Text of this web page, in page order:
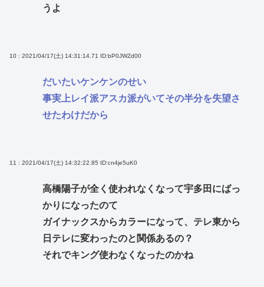
うよ
10 : 2021/04/17(土) 14:31:14.71 ID:bP0JWZd00
だいたいケンケンのせい
事実上レイ派アスカ派がいてその半分を失望さ
せたわけだから
11 : 2021/04/17(土) 14:32:22.85 ID:cn4je5uK0
高橋陽子が全く使われなくなって宇多田にばっ
かりになったのて
ガイナックスからカラーになって、テレ東から
日テレに変わったのと関係あるの？
それでキング使わなくなったのかね